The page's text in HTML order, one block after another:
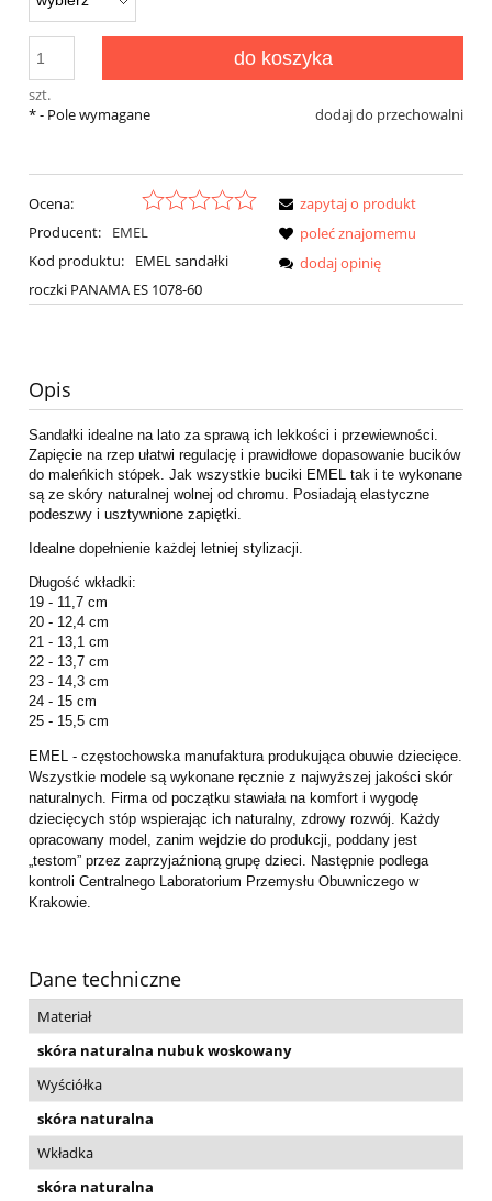
szt.
do koszyka
dodaj do przechowalni
*- Pole wymagane
Ocena:
Producent:
EMEL
Kod produktu:
EMEL sandałki
roczki PANAMA ES 1078-60
zapytaj o produkt
poleć znajomemu
dodaj opinię
Opis
Sandałki idealne na lato za sprawą ich lekkości i przewiewności.
Zapięcie na rzep ułatwi regulację i prawidłowe dopasowanie bucików
do maleńkich stópek. Jak wszystkie buciki EMEL tak i te wykonane
są ze skóry naturalnej wolnej od chromu. Posiadają elastyczne
podeszwy i usztywnione zapiętki.
Idealne dopełnienie każdej letniej stylizacji.
Długość wkładki:
19 - 11,7 cm
20 - 12,4 cm
21 - 13,1 cm
22 - 13,7 cm
23 - 14,3 cm
24 - 15 cm
25 - 15,5 cm
EMEL - częstochowska manufaktura produkująca obuwie dziecięce.
Wszystkie modele są wykonane ręcznie z najwyższej jakości skór
naturalnych. Firma od początku stawiała na komfort i wygodę
dziecięcych stóp wspierając ich naturalny, zdrowy rozwój. Każdy
opracowany model, zanim wejdzie do produkcji, poddany jest
„testom” przez zaprzyjaźnioną grupę dzieci. Następnie podlega
kontroli Centralnego Laboratorium Przemysłu Obuwniczego w
Krakowie.
Dane techniczne
Materiał
skóra naturalna nubuk woskowany
Wyściółka
skóra naturalna
Wkładka
skóra naturalna